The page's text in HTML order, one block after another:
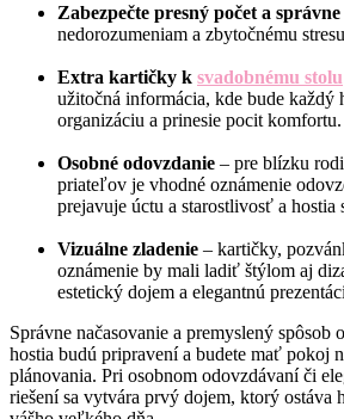
Zabezpečte presný počet a
nedorozumeniam a zbytočnému
Extra kartičky k svadobnému stolu
užitočná informácia, kde bude
organizáciu a prinesie pocit komfortu.
Osobné odovzdanie – pre blízku
priateľov je vhodné oznámenie
prejavuje úctu a starostlivosť a hostia
Vizuálne zladenie – kartičky,
oznámenie by mali ladiť štýlom aj
estetický dojem a elegantnú
Správne načasovanie a premyslený spôsob
hostia budú pripravení a budete mať pokoj
plánovania. Pri osobnom odovzdávaní či
riešení sa vytvára prvý dojem, ktorý ostáva